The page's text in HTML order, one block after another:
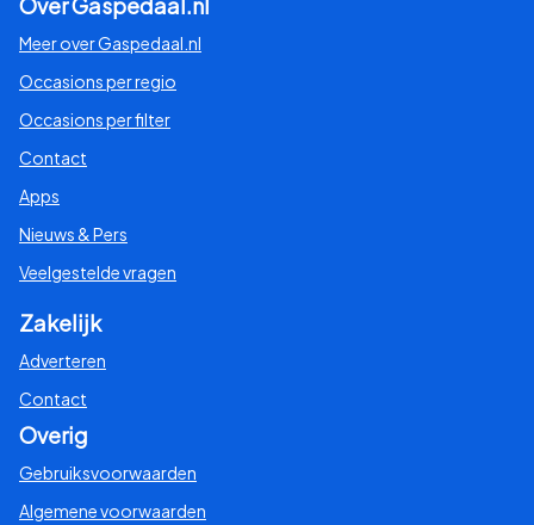
Over Gaspedaal.nl
Meer over Gaspedaal.nl
Occasions per regio
Occasions per filter
Contact
Apps
Nieuws & Pers
Veelgestelde vragen
Zakelijk
Adverteren
Contact
Overig
Gebruiksvoorwaarden
Algemene voorwaarden